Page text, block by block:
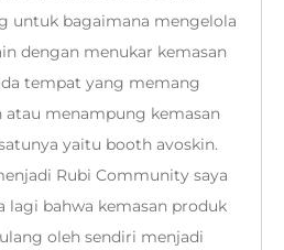
untuk bagaimana mengelola
dengan menukar kemasan
tempat yang memang
atau menampung kemasan
yaitu booth avoskin.
Rubi Community saya
lagi bahwa kemasan produk
oleh sendiri menjadi